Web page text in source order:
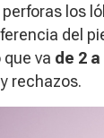
los
del
va de 2
rechazos.